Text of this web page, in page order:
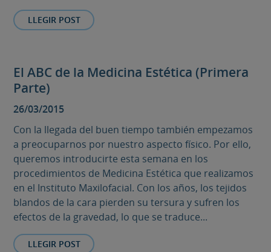
LLEGIR POST
El ABC de la Medicina Estética (Primera
Parte)
26/03/2015
Con la llegada del buen tiempo también empezamos
a preocuparnos por nuestro aspecto físico. Por ello,
queremos introducirte esta semana en los
procedimientos de Medicina Estética que realizamos
en el Instituto Maxilofacial. Con los años, los tejidos
blandos de la cara pierden su tersura y sufren los
efectos de la gravedad, lo que se traduce...
LLEGIR POST